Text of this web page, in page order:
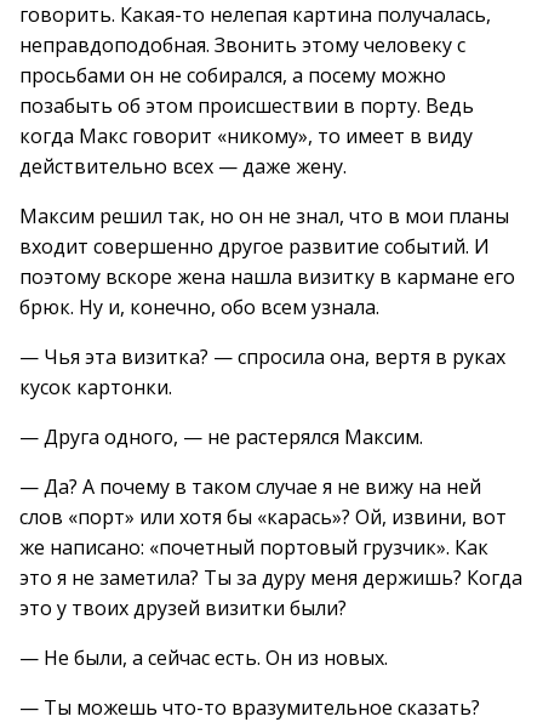
говорить. Какая-то нелепая картина получалась,
неправдоподобная. Звонить этому человеку с
просьбами он не собирался, а посему можно
позабыть об этом происшествии в порту. Ведь
когда Макс говорит «никому», то имеет в виду
действительно всех — даже жену.
Максим решил так, но он не знал, что в мои планы
входит совершенно другое развитие событий. И
поэтому вскоре жена нашла визитку в кармане его
брюк. Ну и, конечно, обо всем узнала.
— Чья эта визитка? — спросила она, вертя в руках
кусок картонки.
— Друга одного, — не растерялся Максим.
— Да? А почему в таком случае я не вижу на ней
слов «порт» или хотя бы «карась»? Ой, извини, вот
же написано: «почетный портовый грузчик». Как
это я не заметила? Ты за дуру меня держишь? Когда
это у твоих друзей визитки были?
— Не были, а сейчас есть. Он из новых.
— Ты можешь что-то вразумительное сказать?